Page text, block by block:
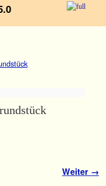
Weiter →